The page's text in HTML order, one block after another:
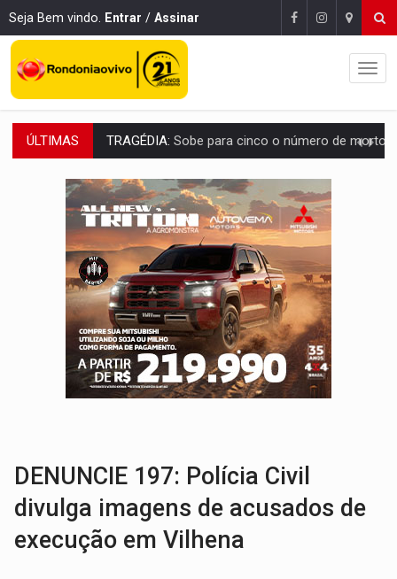
Seja Bem vindo. Entrar / Assinar
ÚLTIMAS TRANSPORTE DE ARROZ:MPF assegura cumprimento da legislação sobre transporte
DEEPFAKE:Sancionada lei contra violência sexual infantil na
COLEGIADO:Brasil e Rússia discutem energia nuclear, defesa e
URGENTE:Colisão entre caminhão e carro deixa quatro mortos e um em
ENCONTRO:Amazônia Negra ganha projeção nacional com participação de
PREVISÃO:Porto Velho tem chances de chuvas isoladas nesta
SINDICATOS UNIDOS:Assembleia Geral delibera greve da educação
PROCESSO SELETIVO:Rondoniaovivo abre oficina de Comunicação com
DENUNCIE 197: Polícia Civil
divulga imagens de acusados de
execução em Vilhena